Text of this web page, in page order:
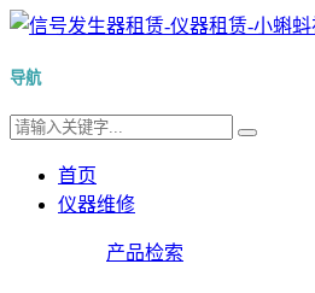
导航
首页
仪器维修
产品检索